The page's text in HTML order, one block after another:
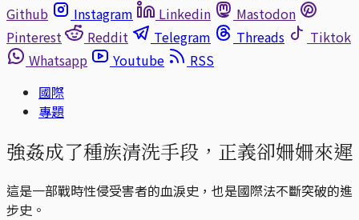
Github
Instagram Linkedin
Mastodon
Pinterest
Reddit Telegram Threads
Tiktok
Whatsapp
Youtube
RSS
國際
專題
強姦成了種族清洗手段，正義卻姍姍來遲
這是一部戰時性侵受害者的血淚史，也是國際法不斷突破的進
步史。